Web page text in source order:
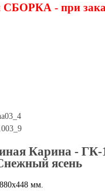
- при
Карина - ГК-
ясень
мм.